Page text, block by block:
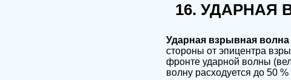
16. УДАРНАЯ
Ударная взрывная волна
стороны от эпицентра
фронте ударной волны
волну расходуется до 50